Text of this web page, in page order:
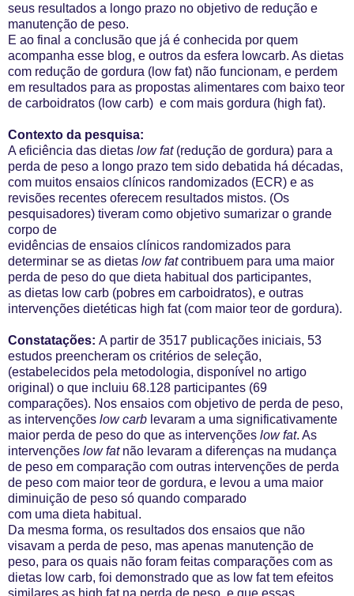
seus resultados a longo prazo no objetivo de redução e
manutenção de peso.
E ao final a conclusão que já é conhecida por quem
acompanha esse blog, e outros da esfera lowcarb. As dietas
com redução de gordura (low fat) não funcionam, e perdem
em resultados para as propostas alimentares com baixo teor
de carboidratos (low carb) e com mais gordura (high fat).
Contexto da pesquisa:
A eficiência das dietas low fat(redução de gordura) para a
perda de peso a longo prazo tem sido debatida há décadas,
com muitos ensaios clínicos randomizados (ECR) e as
revisões recentes oferecem resultados mistos. (Os
pesquisadores) tiveram como objetivo sumarizar o grande
corpo de
evidências de ensaios clínicos randomizados para
determinar se as dietas low fatcontribuem para uma maior
perda de peso do que dieta habitual dos participantes,
as dietas low carb (pobres em carboidratos), e outras
intervenções dietéticas high fat (com maior teor de gordura).
Constatações: A partir de 3517 publicações iniciais, 53
estudos preencheram os critérios de seleção,
(estabelecidos pela metodologia, disponível no artigo
original) o que incluiu 68.128 participantes (69
comparações). Nos ensaios com objetivo de perda de peso,
as intervenções low carb levaram a uma significativamente
maior perda de peso do que as intervenções low fat. As
intervenções low fat não levaram a diferenças na mudança
de peso em comparação com outras intervenções de perda
de peso com maior teor de gordura, e levou a uma maior
diminuição de peso só quando comparado
com uma dieta habitual.
Da mesma forma, os resultados dos ensaios que não
visavam a perda de peso, mas apenas manutenção de
peso, para os quais não foram feitas comparações com as
dietas low carb, foi demonstrado que as low fat tem efeitos
similares as high fat na perda de peso, e que essas